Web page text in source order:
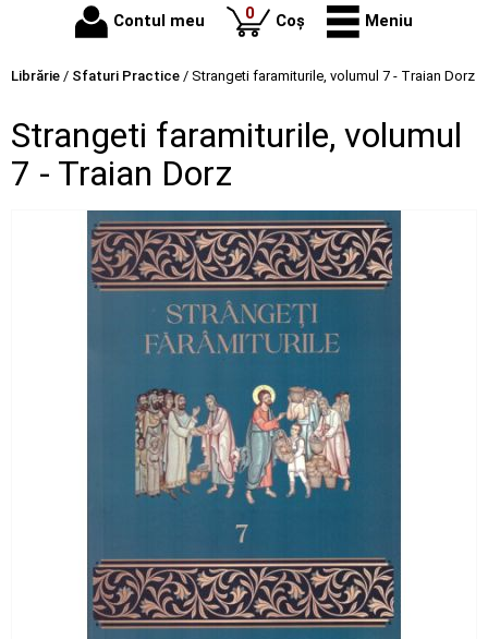
Contul meu 0produse
Coș Meniu
Librărie / Sfaturi Practice / Strangeti faramiturile, volumul 7 - Traian Dorz
Strangeti faramiturile, volumul
7 - Traian Dorz